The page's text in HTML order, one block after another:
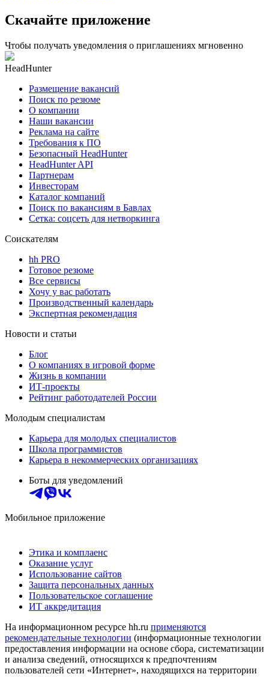
Скачайте приложение
Чтобы получать уведомления о приглашениях мгновенно
HeadHunter
Размещение вакансий
Поиск по резюме
О компании
Наши вакансии
Реклама на сайте
Требования к ПО
Безопасный HeadHunter
HeadHunter API
Партнерам
Инвесторам
Каталог компаний
Поиск по вакансиям в Бавлах
Сетка: соцсеть для нетворкинга
Соискателям
hh PRO
Готовое резюме
Все сервисы
Хочу у вас работать
Производственный календарь
Экспертная рекомендация
Новости и статьи
Блог
О компаниях в игровой форме
Жизнь в компании
ИТ-проекты
Рейтинг работодателей России
Молодым специалистам
Карьера для молодых специалистов
Школа программистов
Карьера в некоммерческих организациях
Боты для уведомлений
Мобильное приложение
Этика и комплаенс
Оказание услуг
Использование сайтов
Защита персональных данных
Пользовательское соглашение
ИТ аккредитация
На информационном ресурсе hh.ru применяются
рекомендательные технологии (информационные технологии
предоставления информации на основе сбора, систематизации
и анализа сведений, относящихся к предпочтениям
пользователей сети «Интернет», находящихся на территории